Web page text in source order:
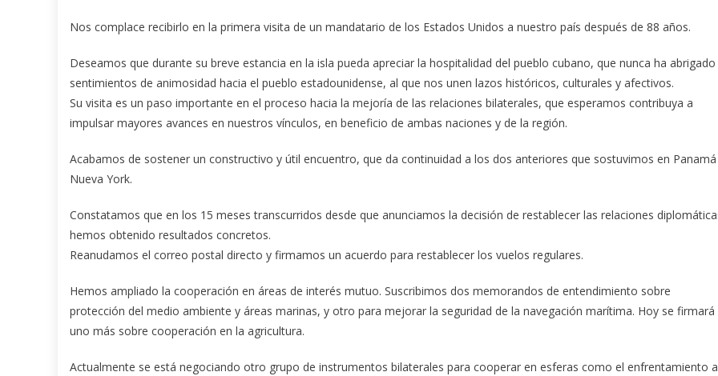
Nos complace recibirlo en la primera visita de un mandatario de los Estados Unidos a nuestro país después de 88 años.
Deseamos que durante su breve estancia en la isla pueda apreciar la hospitalidad del pueblo cubano, que nunca ha abrigado
sentimientos de animosidad hacia el pueblo estadounidense, al que nos unen lazos históricos, culturales y afectivos.
Su visita es un paso importante en el proceso hacia la mejoría de las relaciones bilaterales, que esperamos contribuya a
impulsar mayores avances en nuestros vínculos, en beneficio de ambas naciones y de la región.
Acabamos de sostener un constructivo y útil encuentro, que da continuidad a los dos anteriores que sostuvimos en
Nueva York.
Constatamos que en los 15 meses transcurridos desde que anunciamos la decisión de restablecer las relaciones
hemos obtenido resultados concretos.
Reanudamos el correo postal directo y firmamos un acuerdo para restablecer los vuelos regulares.
Hemos ampliado la cooperación en áreas de interés mutuo. Suscribimos dos memorandos de entendimiento sobre
protección del medio ambiente y áreas marinas, y otro para mejorar la seguridad de la navegación marítima. Hoy se firmará
uno más sobre cooperación en la agricultura.
Actualmente se está negociando otro grupo de instrumentos bilaterales para cooperar en esferas como el enfrentamiento